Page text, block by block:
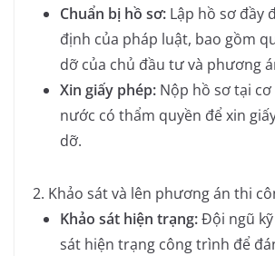
Chuẩn bị hồ sơ: Lập hồ sơ đầy
định của pháp luật, bao gồm
dỡ của chủ đầu tư và phương
Xin giấy phép: Nộp hồ sơ tại
nước có thẩm quyền để xin
dỡ.
2. Khảo sát và lên phương án thi
Khảo sát hiện trạng:Đội ngũ
sát hiện trạng công trình để